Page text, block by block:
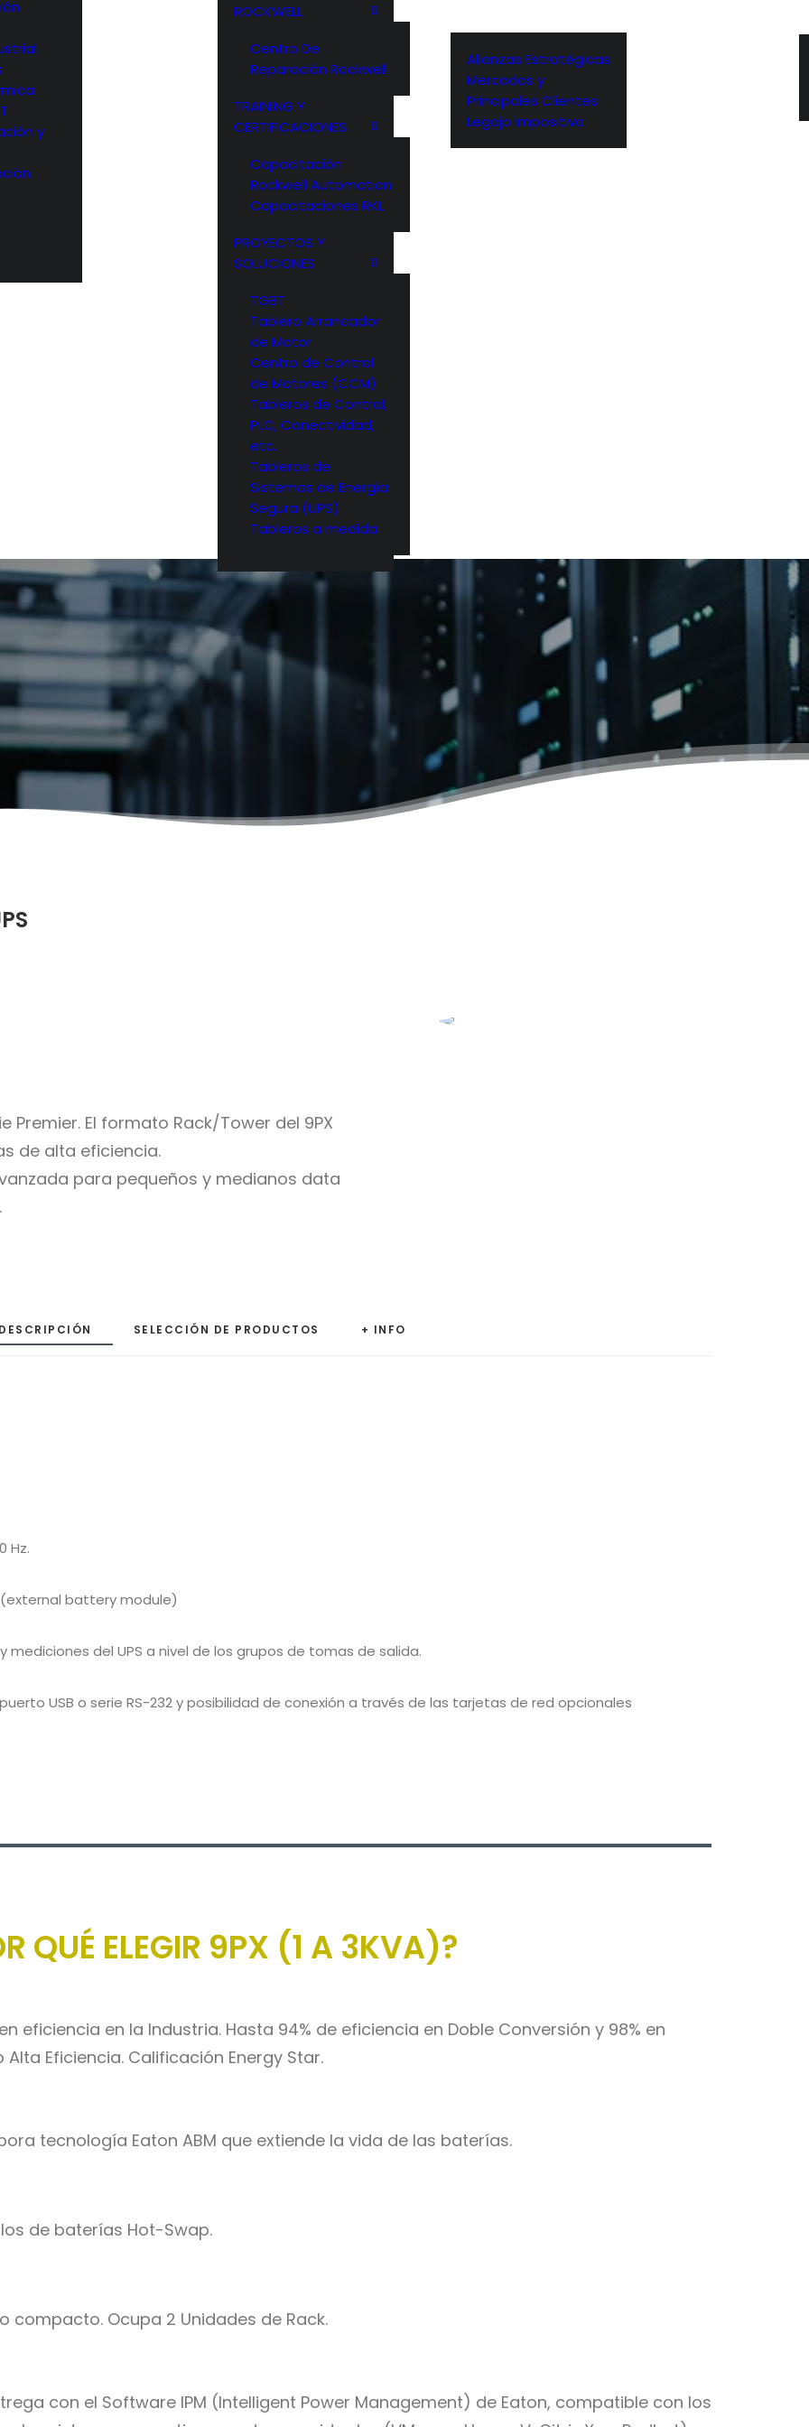
y
ROCKWELL
Centro De
Reparación Rockwell
TRAINING Y
CERTIFICACIONES
Capacitación
Rockwell Automation
Capacitaciones RKL
PROYECTOS Y
SOLUCIONES
TGBT
Tablero Arrancador
de Motor
Centro de Control
de Motores (CCM)
Tableros de Control,
PLC, Conectividad,
etc.
Tableros de
Sistemas de Energía
Segura (UPS)
Tableros a medida
Alianzas Estratégicas
Mercados y
Principales Clientes
Legajo Impositivo
Premier. El formato Rack/Tower del 9PX
de alta eficiencia.
para pequeños y medianos data
SELECCIÓN DE PRODUCTOS + INFO
Hz.
(external battery module)
mediciones del UPS a nivel de los grupos de tomas de salida.
USB o serie RS-232 y posibilidad de conexión a través de las tarjetas de red opcionales
QUÉ ELEGIR 9PX (1 A 3KVA)?
eficiencia en la Industria. Hasta 94% de eficiencia en Doble Conversión y 98% en
Alta Eficiencia. Calificación Energy Star.
tecnología Eaton ABM que extiende la vida de las baterías.
de baterías Hot-Swap.
compacto. Ocupa 2 Unidades de Rack.
con el Software IPM (Intelligent Power Management) de Eaton, compatible con los